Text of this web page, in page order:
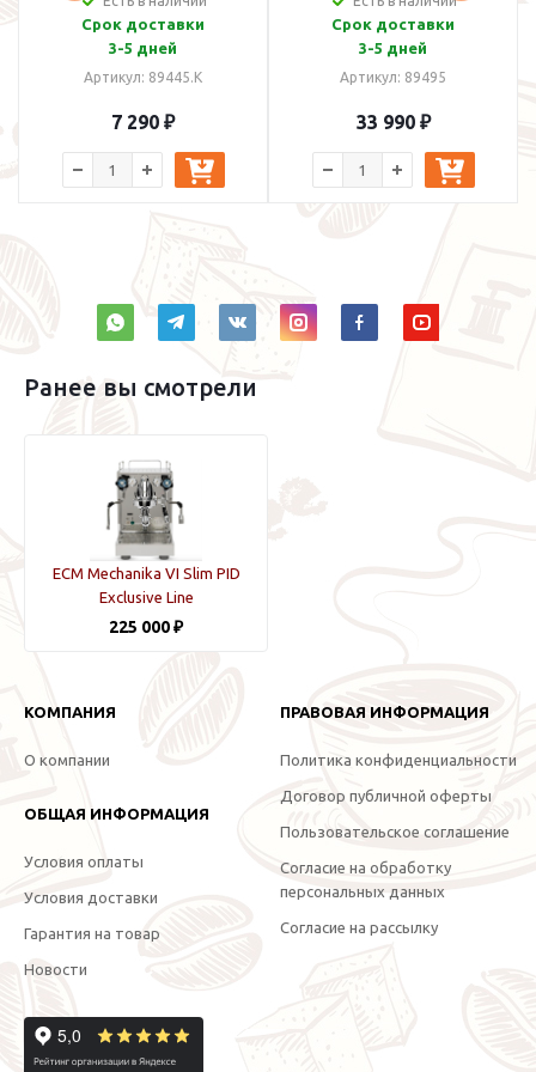
Срок доставки
3-5 дней
Артикул: 89445.K
7 290 ₽
Срок доставки
3-5 дней
Артикул: 89495
33 990 ₽
Ранее вы смотрели
ECM Mechanika VI Slim PID
Exclusive Line
225 000 ₽
КОМПАНИЯ
О компании
ОБЩАЯ ИНФОРМАЦИЯ
Условия оплаты
Условия доставки
Гарантия на товар
Новости
ПРАВОВАЯ ИНФОРМАЦИЯ
Политика конфиденциальности
Договор публичной оферты
Пользовательское соглашение
Согласие на обработку
персональных данных
Согласие на рассылку